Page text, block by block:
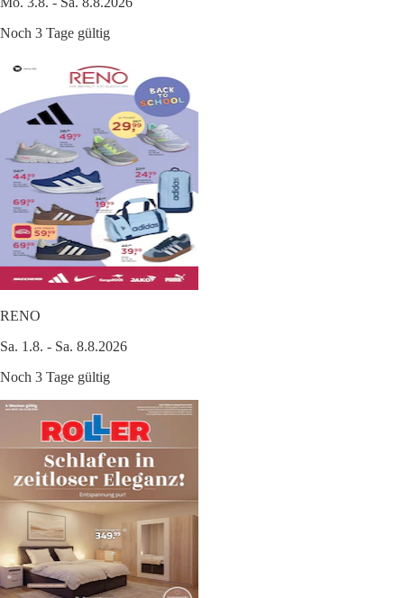
Noch 3 Tage gültig
RENO
Sa. 1.8. - Sa. 8.8.2026
Noch 3 Tage gültig